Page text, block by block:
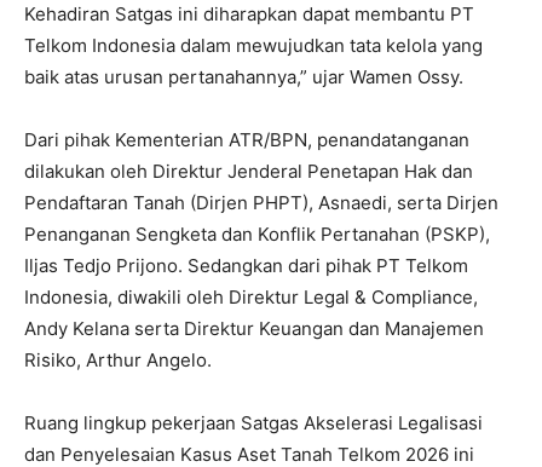
Kehadiran Satgas ini diharapkan dapat membantu PT
Telkom Indonesia dalam mewujudkan tata kelola yang
baik atas urusan pertanahannya,” ujar Wamen Ossy.
‎Dari pihak Kementerian ATR/BPN, penandatanganan
dilakukan oleh Direktur Jenderal Penetapan Hak dan
Pendaftaran Tanah (Dirjen PHPT), Asnaedi, serta Dirjen
Penanganan Sengketa dan Konflik Pertanahan (PSKP),
Iljas Tedjo Prijono. Sedangkan dari pihak PT Telkom
Indonesia, diwakili oleh Direktur Legal & Compliance,
Andy Kelana serta Direktur Keuangan dan Manajemen
Risiko, Arthur Angelo.
‎Ruang lingkup pekerjaan Satgas Akselerasi Legalisasi
dan Penyelesaian Kasus Aset Tanah Telkom 2026 ini